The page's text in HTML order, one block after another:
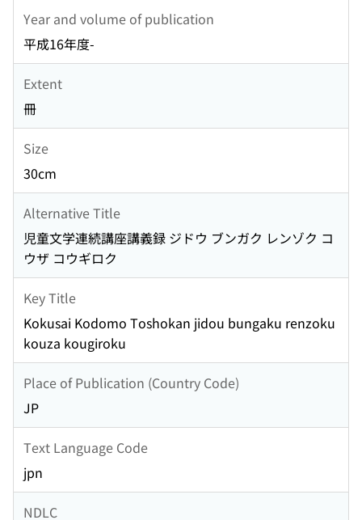
Year and volume of publication
平成16年度-
Extent
冊
Size
30cm
Alternative Title
児童文学連続講座講義録 ジドウ ブンガク レンゾク コ
ウザ コウギロク
Key Title
Kokusai Kodomo Toshokan jidou bungaku renzoku
kouza kougiroku
Place of Publication (Country Code)
JP
Text Language Code
jpn
NDLC